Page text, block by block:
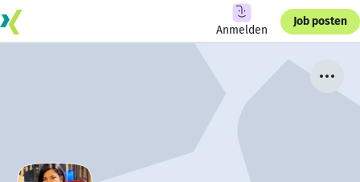
Anmelden
Job posten